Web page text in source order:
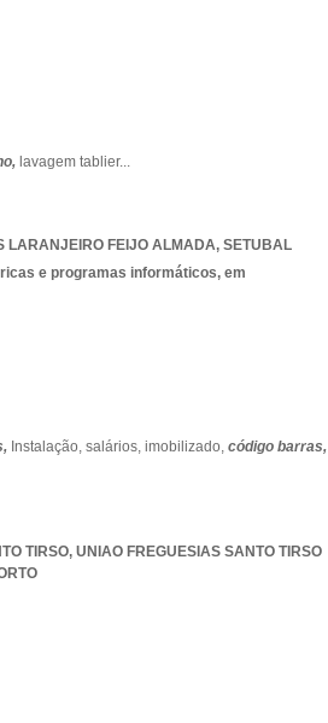
lavagem tablier...
LARANJEIRO FEIJO ALMADA, SETUBAL
e programas informáticos, em
Instalação, salários, imobilizado, código barras,
TIRSO, UNIAO FREGUESIAS SANTO TIRSO